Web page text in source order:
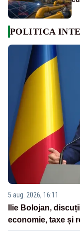
POLITICA
5 aug. 2026, 16:11
Ilie Bolojan,
economie, taxe și